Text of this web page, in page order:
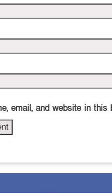
email, and website in